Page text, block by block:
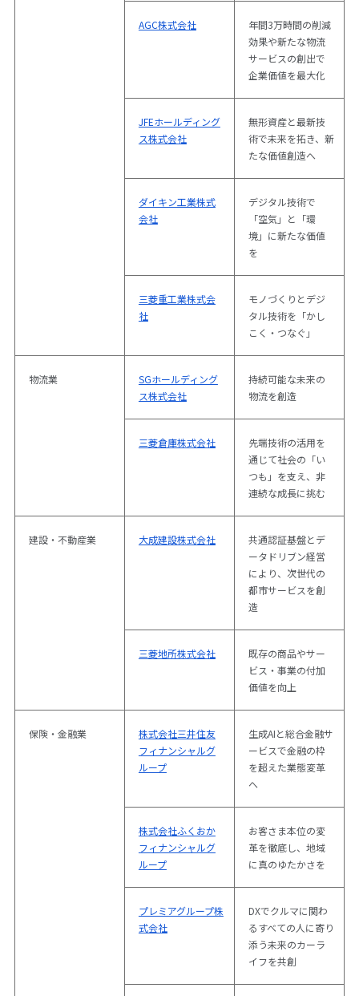
AGC株式会社
年間3万時間の削減
効果や新たな物流
サービスの創出で
企業価値を最大化
JFEホールディング
ス株式会社
無形資産と最新技
術で未来を拓き、新
たな価値創造へ
ダイキン工業株式
会社
デジタル技術で
「空気」と「環
境」に新たな価値
を
三菱重工業株式会
社
モノづくりとデジ
タル技術を「かし
こく・つなぐ」
物流業
SGホールディング
ス株式会社
持続可能な未来の
物流を創造
三菱倉庫株式会社
先端技術の活用を
通じて社会の「い
つも」を支え、非
連続な成長に挑む
建設・不動産業 大成建設株式会社
共通認証基盤とデ
ータドリブン経営
により、次世代の
都市サービスを創
造
三菱地所株式会社
既存の商品やサー
ビス・事業の付加
価値を向上
保険・金融業
株式会社三井住友
フィナンシャルグ
ループ
生成AIと総合金融サ
ービスで金融の枠
を超えた業態変革
へ
株式会社ふくおか
フィナンシャルグ
ループ
お客さま本位の変
革を徹底し、地域
に真のゆたかさを
プレミアグループ株
式会社
DXでクルマに関わ
るすべての人に寄り
添う未来のカーラ
イフを共創